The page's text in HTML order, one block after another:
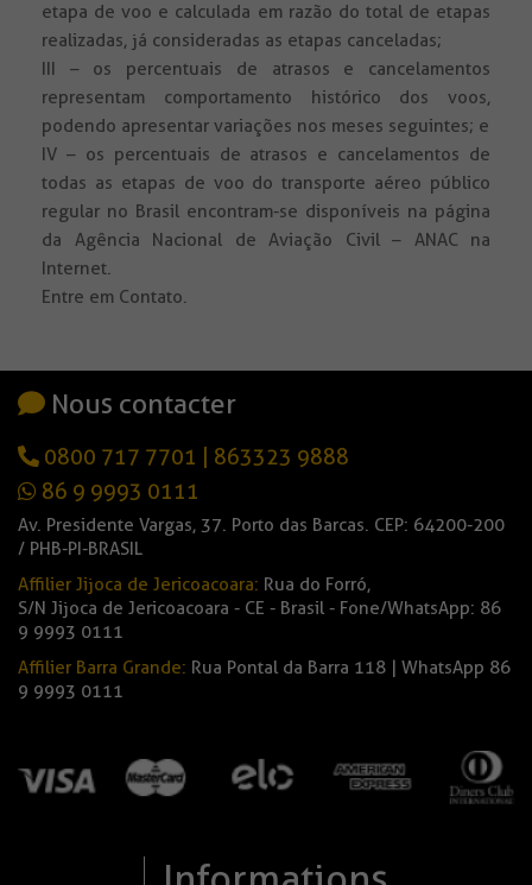
etapa de voo e calculada em razão do total de etapas
realizadas, já consideradas as etapas canceladas;
III – os percentuais de atrasos e cancelamentos
representam comportamento histórico dos voos,
podendo apresentar variações nos meses seguintes; e
IV – os percentuais de atrasos e cancelamentos de
todas as etapas de voo do transporte aéreo público
regular no Brasil encontram-se disponíveis na página
da Agência Nacional de Aviação Civil – ANAC na
Internet.
Entre em Contato.
Nous contacter
0800 717 7701
863323 9888
86 9 9993 0111
Av. Presidente Vargas, 37. Porto das Barcas. CEP: 64200-200
/ PHB-PI-BRASIL
Affilier Jijoca de Jericoacoara: Rua do Forró,
S/N Jijoca de Jericoacoara - CE - Brasil - Fone/WhatsApp: 86
9 9993 0111
Affilier Barra Grande: Rua Pontal da Barra 118 | WhatsApp 86
9 9993 0111